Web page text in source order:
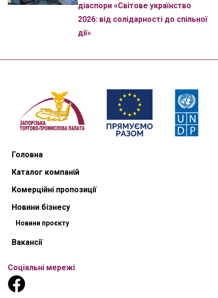
діаспори «Світове українство
2026: від солідарності до спільної
дії»
Головна
Каталог компаній
Комерційні пропозиції
Новини бізнесу
Новини проєкту
Вакансії
Соціальні мережі